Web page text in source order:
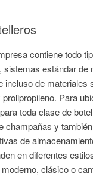
contiene todo
sistemas estándar de
incluso de materiales
Para
toda clase de
champañas y
de
en diferentes
clásico o